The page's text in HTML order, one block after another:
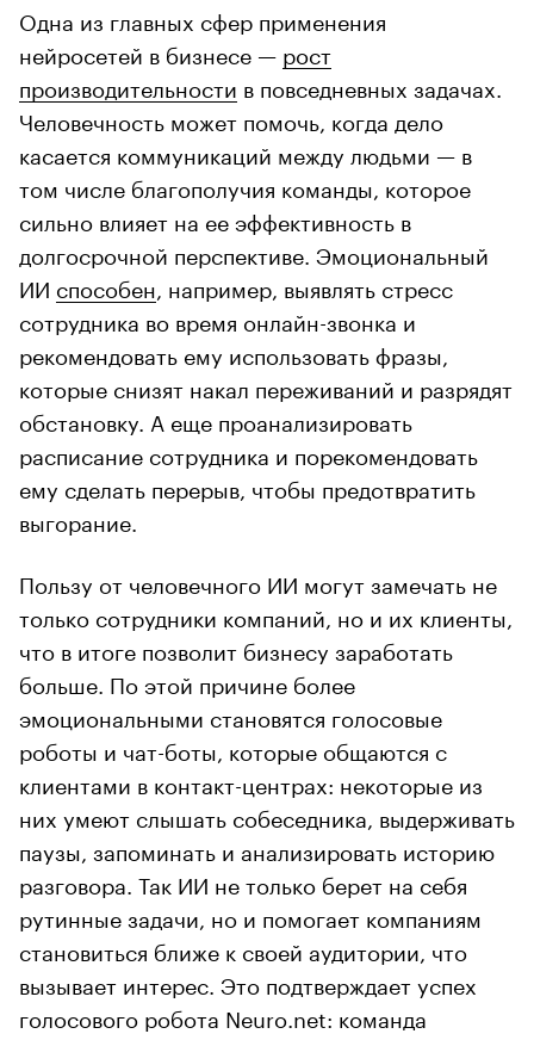
Одна из главных сфер применения
нейросетей в бизнесе — рост
производительности в повседневных задачах.
Человечность может помочь, когда дело
касается коммуникаций между людьми — в
том числе благополучия команды, которое
сильно влияет на ее эффективность в
долгосрочной перспективе. Эмоциональный
ИИ способен , например, выявлять стресс
сотрудника во время онлайн-звонка и
рекомендовать ему использовать фразы,
которые снизят накал переживаний и разрядят
обстановку. А еще проанализировать
расписание сотрудника и порекомендовать
ему сделать перерыв, чтобы предотвратить
выгорание.
Пользу от человечного ИИ могут замечать не
только сотрудники компаний, но и их клиенты,
что в итоге позволит бизнесу заработать
больше. По этой причине более
эмоциональными становятся голосовые
роботы и чат-боты, которые общаются с
клиентами в контакт-центрах: некоторые из
них умеют слышать собеседника, выдерживать
паузы, запоминать и анализировать историю
разговора. Так ИИ не только берет на себя
рутинные задачи, но и помогает компаниям
становиться ближе к своей аудитории, что
вызывает интерес. Это подтверждает успех
голосового робота Neuro.net: команда